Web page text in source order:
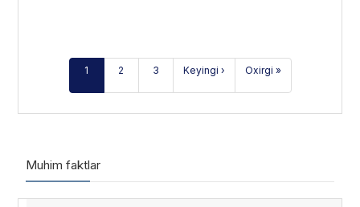
1 2 3 Keyingi › Oxirgi »
Muhim faktlar